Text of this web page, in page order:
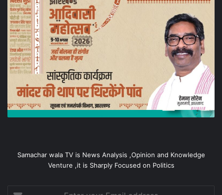
Samachar wala TV is News Analysis ,Opinion and Knowledge
Venture ,it is Sharply Focused on Politics